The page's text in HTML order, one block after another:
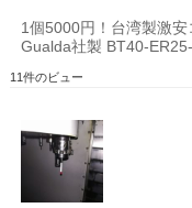
1個5000円！台湾製激
Gualda社製 BT40-
11件のビュー